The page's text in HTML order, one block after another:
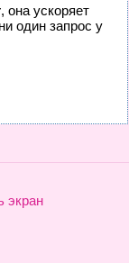
, она ускоряет
один запрос у
экран